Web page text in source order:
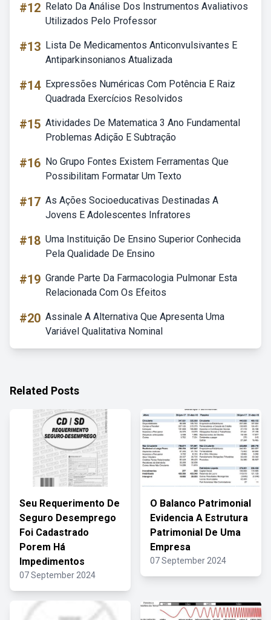
#12 Relato Da Análise Dos Instrumentos Avaliativos
Utilizados Pelo Professor
#13 Lista De Medicamentos Anticonvulsivantes E
Antiparkinsonianos Atualizada
#14 Expressões Numéricas Com Potência E Raiz
Quadrada Exercícios Resolvidos
#15 Atividades De Matematica 3 Ano Fundamental
Problemas Adição E Subtração
#16 No Grupo Fontes Existem Ferramentas Que
Possibilitam Formatar Um Texto
#17 As Ações Socioeducativas Destinadas A
Jovens E Adolescentes Infratores
#18 Uma Instituição De Ensino Superior Conhecida
Pela Qualidade De Ensino
#19 Grande Parte Da Farmacologia Pulmonar Esta
Relacionada Com Os Efeitos
#20 Assinale A Alternativa Que Apresenta Uma
Variável Qualitativa Nominal
Related Posts
Seu Requerimento De
Seguro Desemprego
Foi Cadastrado
Porem Há
Impedimentos
07 September 2024
O Balanco Patrimonial
Evidencia A Estrutura
Patrimonial De Uma
Empresa
07 September 2024